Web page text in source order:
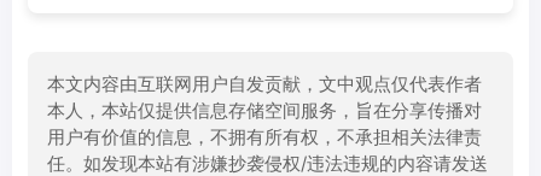
本文内容由互联网用户自发贡献，文中观点仅代表作者
本人，本站仅提供信息存储空间服务，旨在分享传播对
用户有价值的信息，不拥有所有权，不承担相关法律责
任。如发现本站有涉嫌抄袭侵权/违法违规的内容请发送